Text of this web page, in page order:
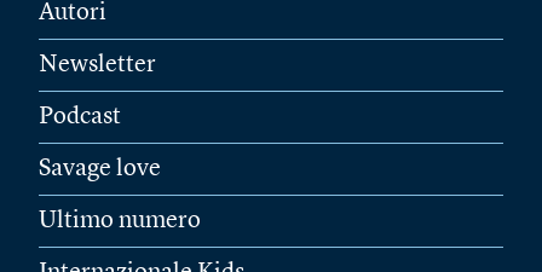
Autori
Newsletter
Podcast
Savage love
Ultimo numero